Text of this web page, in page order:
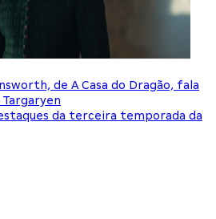
de A Casa do Dragão, fala
da terceira temporada da